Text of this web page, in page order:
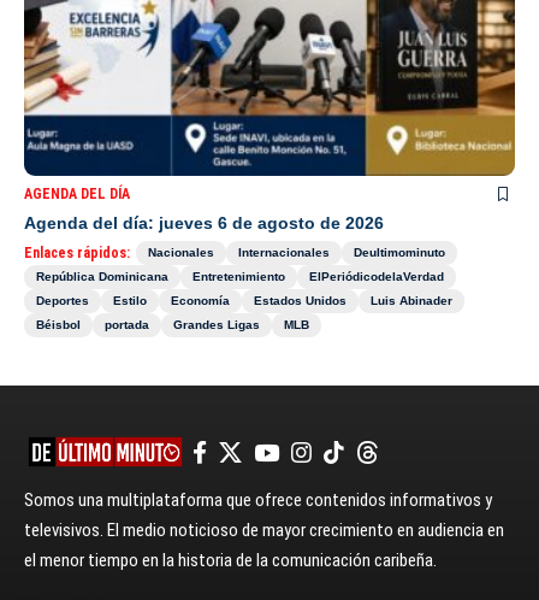
AGENDA DEL DÍA
Agenda del día: jueves 6 de agosto de 2026
Enlaces rápidos: Nacionales Internacionales
Deultimominuto
República Dominicana
Entretenimiento
ElPeriódicodelaVerdad
Deportes
Estilo Economía Estados Unidos
Luis Abinader
Béisbol
portada Grandes Ligas MLB
Somos una multiplataforma que ofrece contenidos informativos y
televisivos. El medio noticioso de mayor crecimiento en audiencia en
el menor tiempo en la historia de la comunicación caribeña.